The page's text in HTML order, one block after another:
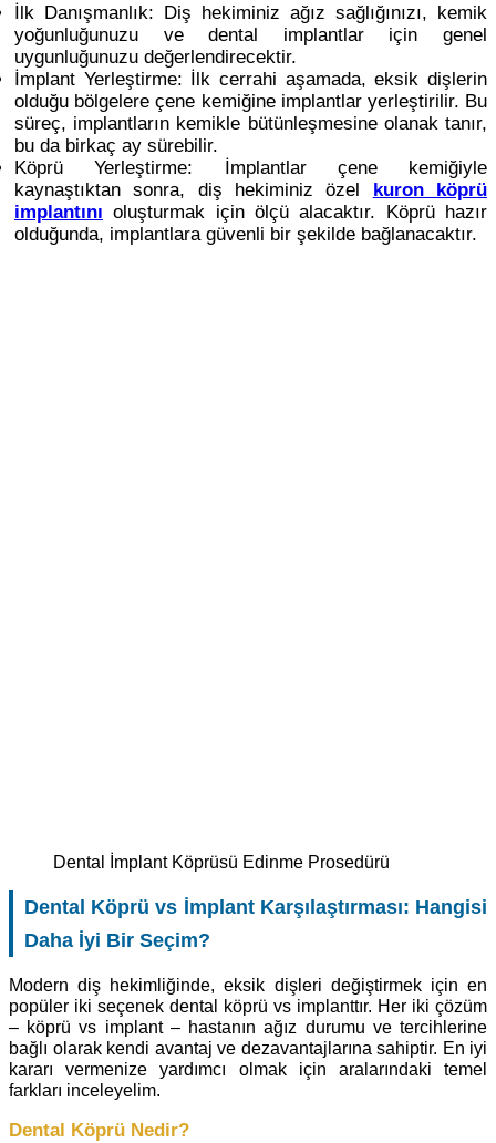
İlk Danışmanlık: Diş hekiminiz ağız sağlığınızı, kemik
yoğunluğunuzu ve dental implantlar için genel
uygunluğunuzu değerlendirecektir.
İmplant Yerleştirme: İlk cerrahi aşamada, eksik dişlerin
olduğu bölgelere çene kemiğine implantlar yerleştirilir. Bu
süreç, implantların kemikle bütünleşmesine olanak tanır,
bu da birkaç ay sürebilir.
Köprü Yerleştirme: İmplantlar çene kemiğiyle
kaynaştıktan sonra, diş hekiminiz özel kuron köprü
implantını oluşturmak için ölçü alacaktır. Köprü hazır
olduğunda, implantlara güvenli bir şekilde bağlanacaktır.
Dental İmplant Köprüsü Edinme Prosedürü
Dental Köprü vs İmplant Karşılaştırması: Hangisi
Daha İyi Bir Seçim?
Modern diş hekimliğinde, eksik dişleri değiştirmek için en
popüler iki seçenek dental köprü vs implanttır. Her iki çözüm
– köprü vs implant – hastanın ağız durumu ve tercihlerine
bağlı olarak kendi avantaj ve dezavantajlarına sahiptir. En iyi
kararı vermenize yardımcı olmak için aralarındaki temel
farkları inceleyelim.
Dental Köprü Nedir?